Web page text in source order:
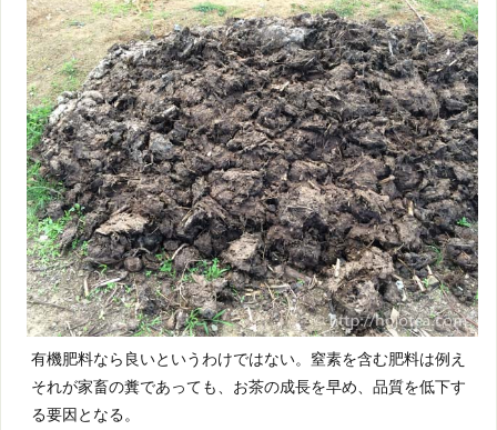
有機肥料なら良いというわけではない。窒素を含む肥料は例え
それが家畜の糞であっても、お茶の成長を早め、品質を低下す
る要因となる。